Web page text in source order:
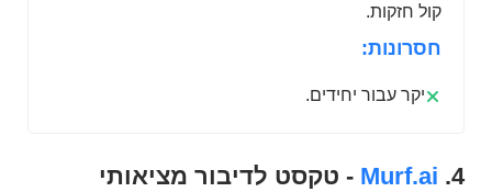
קול חזקות.
חסרונות:
יקר עבור יחידים.
4.
Murf.ai - טקסט לדיבור מציאותי